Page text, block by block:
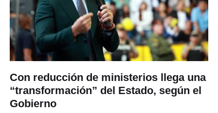
Con reducción de ministerios llega una
“transformación” del Estado, según el
Gobierno